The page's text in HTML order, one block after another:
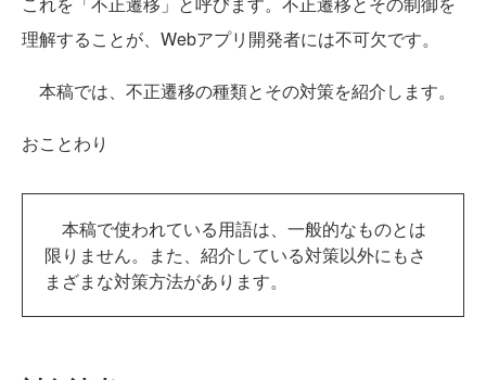
理解することが、Webアプリ開発者には不可欠です。
本稿では、不正遷移の種類とその対策を紹介します。
おことわり
本稿で使われている用語は、一般的なものとは
限りません。また、紹介している対策以外にもさ
まざまな対策方法があります。